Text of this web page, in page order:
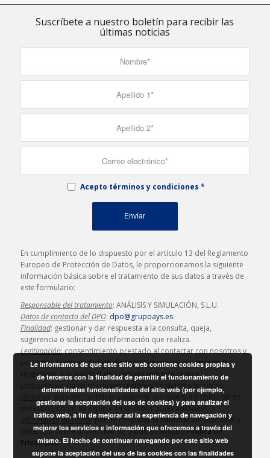
Suscríbete a nuestro boletín para recibir las
últimas noticias
Acepto términos y condiciones *
En cumplimiento de lo dispuesto por el artículo 13 del Reglamento
Europeo de Protección de Datos, le proporcionamos la siguiente
información básica sobre el tratamiento de sus datos a través de
este formulario:
Responsable del tratamiento: ANÁLISIS Y SIMULACIÓN, S.L.U.
Datos de contacto del DPO: dpo@grupoays.es
Finalidad: gestionar y dar respuesta a la consulta, queja,
sugerencia o solicitud de información que realiza.
Legitimación: consentimiento prestado al contactar con nosotros y,
por tanto, la necesidad de dicho tratamiento para atender y
responder a la solicitud de contacto que nos realiza.
Destinatarios : no se producen cesiones de datos a terceros.
: acceder, rectificar y suprimir los datos, así como otros
derechos, como se explica en la información adicional.
Información adicional: puede consultar la información adicional y
detallada sobre protección de datos en nuestraPolítica de
Privacidad.
Le informamos de que este sitio web contiene cookies propias y
de terceros con la finalidad de permitir el funcionamiento de
determinadas funcionalidades del sitio web (por ejemplo,
gestionar la aceptación del uso de cookies) y para analizar el
tráfico web, a fin de mejorar así la experiencia de navegación y
mejorar los servicios e información que ofrecemos a través del
mismo. El hecho de continuar navegando por este sitio web
supone la aceptación del uso de las cookies con las finalidades